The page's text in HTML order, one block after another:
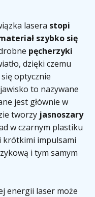
lasera stopi
szybko się
pęcherzyki
dzięki czemu
optycznie
to nazywane
jest głównie w
tworzy jasnoszary
w czarnym plastiku
krótkimi impulsami
i tym samym
energii laser może